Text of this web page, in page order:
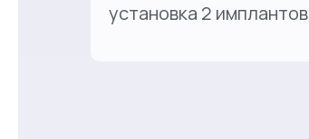
установка 2 имплантов